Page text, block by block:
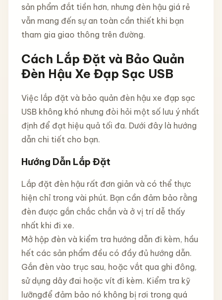
sản phẩm đắt tiền hơn, nhưng đèn hậu giá rẻ
vẫn mang đến sự an toàn cần thiết khi bạn
tham gia giao thông trên đường.
Cách Lắp Đặt và Bảo Quản
Đèn Hậu Xe Đạp Sạc USB
Việc lắp đặt và bảo quản đèn hậu xe đạp sạc
USB không khó nhưng đòi hỏi một số lưu ý nhất
định để đạt hiệu quả tối đa. Dưới đây là hướng
dẫn chi tiết cho bạn.
Hướng Dẫn Lắp Đặt
Lắp đặt đèn hậu rất đơn giản và có thể thực
hiện chỉ trong vài phút. Bạn cần đảm bảo rằng
đèn được gắn chắc chắn và ở vị trí dễ thấy
nhất khi đi xe.
Mở hộp đèn và kiểm tra hướng dẫn đi kèm, hầu
hết các sản phẩm đều có đầy đủ hướng dẫn.
Gắn đèn vào trục sau, hoặc vắt qua ghi đông,
sử dụng dây đai hoặc vít đi kèm. Kiểm tra kỹ
lưỡngđể đảm bảo nó không bị rơi trong quá